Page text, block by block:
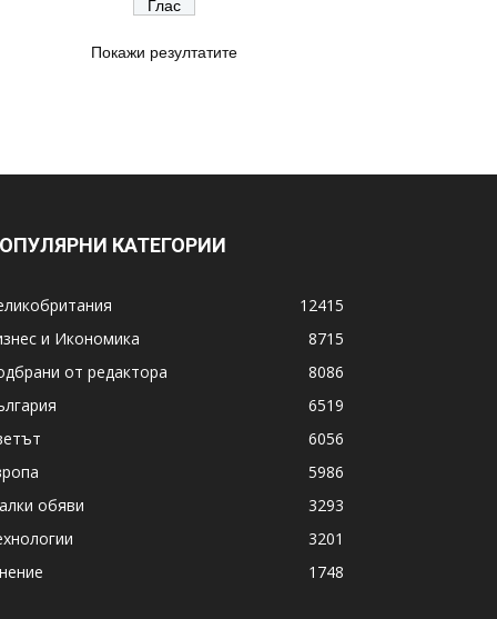
Покажи резултатите
КАТЕГОРИИ
12415
и Икономика
8715
от редактора
8086
6519
6056
5986
обяви
3293
3201
1748